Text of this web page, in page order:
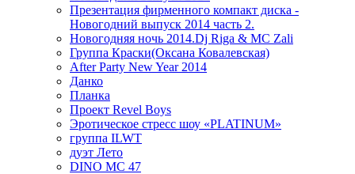
Презентация фирменного компакт диска -
Новогодний выпуск 2014 часть 2.
Новогодняя ночь 2014.Dj Riga & MC Zali
Группа Краски(Оксана Ковалевская)
After Party New Year 2014
Данко
Планка
Проект Revel Boys
Эротическое стресс шоу «PLATINUM»
группа ILWT
дуэт Лето
DINO MC 47